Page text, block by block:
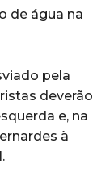
de água na
pela
deverão
e, na
à